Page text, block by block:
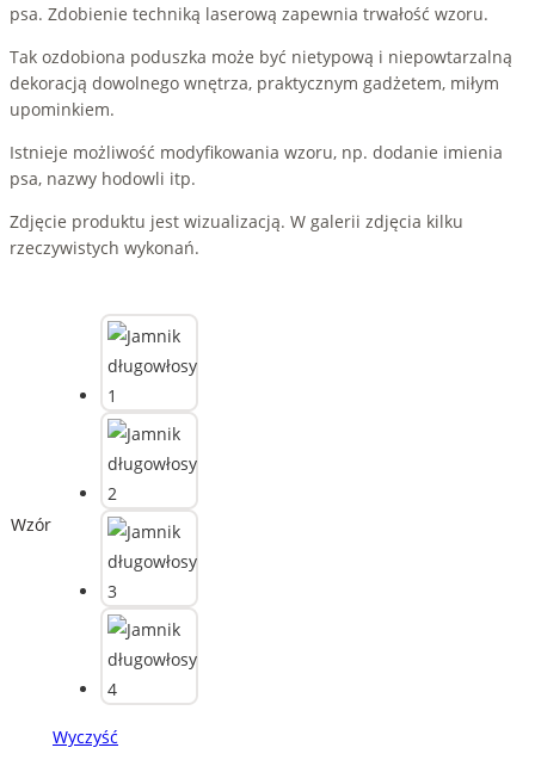
psa. Zdobienie techniką laserową zapewnia trwałość wzoru.
Tak ozdobiona poduszka może być nietypową i niepowtarzalną
dekoracją dowolnego wnętrza, praktycznym gadżetem, miłym
upominkiem.
Istnieje możliwość modyfikowania wzoru, np. dodanie imienia
psa, nazwy hodowli itp.
Zdjęcie produktu jest wizualizacją. W galerii zdjęcia kilku
rzeczywistych wykonań.
Wzór
Wyczyść